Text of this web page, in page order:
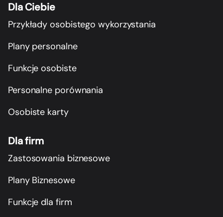
Dla Ciebie
Przykłady osobistego wykorzystania
Plany personalne
Funkcje osobiste
Personalne porównania
Osobiste karty
Dla firm
Zastosowania biznesowe
Plany Biznesowe
Funkcje dla firm